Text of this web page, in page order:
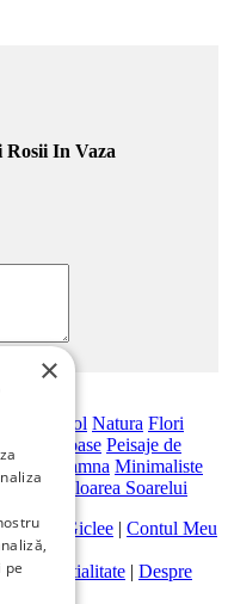
Rosii In Vaza
Hol Natura Flori
Frumoase Peisaje de
De Toamna Minimaliste
Vintage
Floarea Soarelui
Giclee | Contul Meu
| Despre
×
pe